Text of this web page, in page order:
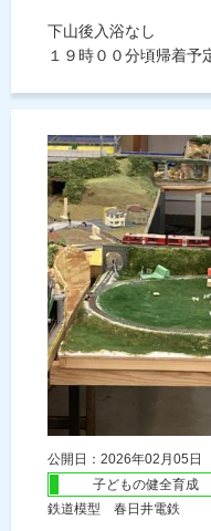
下山後入浴なし
１９時００分頃帰着予
公開日：2026年02月05日
子どもの健全育成
鉄道模型 春日井電鉄